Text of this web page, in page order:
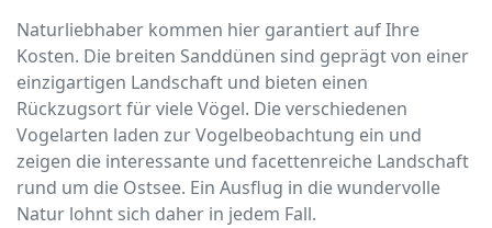
Naturliebhaber kommen hier garantiert auf Ihre
Kosten. Die breiten Sanddünen sind geprägt von einer
einzigartigen Landschaft und bieten einen
Rückzugsort für viele Vögel. Die verschiedenen
Vogelarten laden zur Vogelbeobachtung ein und
zeigen die interessante und facettenreiche Landschaft
rund um die Ostsee. Ein Ausflug in die wundervolle
Natur lohnt sich daher in jedem Fall.